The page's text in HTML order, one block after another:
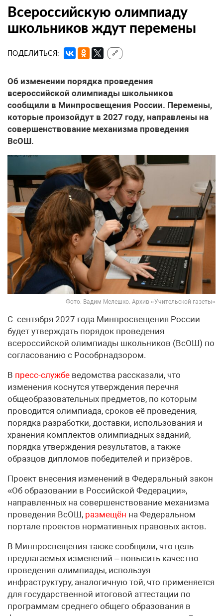
Всероссийскую олимпиаду
школьников ждут перемены
ПОДЕЛИТЬСЯ: 🔗
Об изменении порядка проведения
всероссийской олимпиады школьников
сообщили в Минпросвещения России. Перемены,
которые произойдут в 2027 году, направлены на
совершенствование механизма проведения
ВсОШ.
Фото: Вадим Мелешко. Архив «Учительской газеты»
С сентября 2027 года Минпросвещения России
будет утверждать порядок проведения
всероссийской олимпиады школьников (ВсОШ) по
согласованию с Рособрнадзором.
В пресс-службе ведомства рассказали, что
изменения коснутся утверждения перечня
общеобразовательных предметов, по которым
проводится олимпиада, сроков её проведения,
порядка разработки, доставки, использования и
хранения комплектов олимпиадных заданий,
порядка утверждения результатов, а также
образцов дипломов победителей и призёров.
Проект внесения изменений в Федеральный закон
«Об образовании в Российской Федерации»,
направленных на совершенствование механизма
проведения ВсОШ, размещён на Федеральном
портале проектов нормативных правовых актов.
В Минпросвещения также сообщили, что цель
предлагаемых изменений – повысить качество
проведения олимпиады, используя
инфраструктуру, аналогичную той, что применяется
для государственной итоговой аттестации по
программам среднего общего образования в